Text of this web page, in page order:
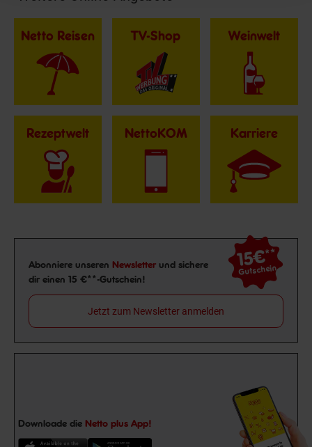
Netto Reisen TV-Shop Weinwelt
Rezeptwelt NettoKOM Karriere
Newsletter Anmeldung
Abonniere unseren Newsletter und sichere
dir einen 15 €**-Gutschein!
15€**
Gutschein
Jetzt zum Newsletter anmelden
Downloade die Netto plus App!